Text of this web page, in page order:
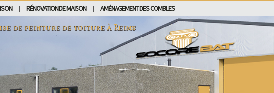
RÉNOVATION DE MAISON AMÉNAGEMENT DES COMBLES
de peinture de toiture àReims